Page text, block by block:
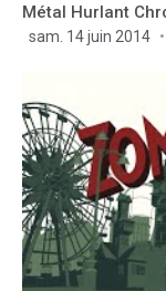
Métal Hurlant
sam. 14 juin 2014